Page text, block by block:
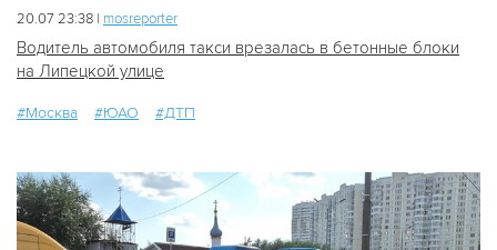
20.07 23:38 | mosreporter
Водитель автомобиля такси врезалась в бетонные блоки
на Липецкой улице
#Москва #ЮАО #ДТП